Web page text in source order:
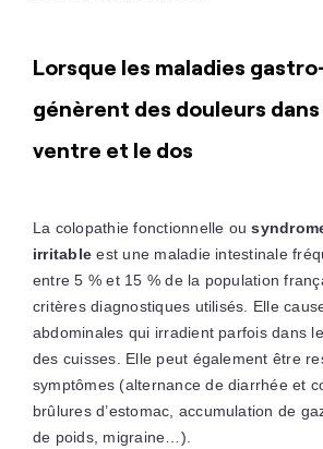
Lorsque les maladies
génèrent des douleurs dans
ventre et le dos
La colopathie fonctionnelle ous
irritable est une maladie intestinale
entre 5 % et 15 % de la population
critères diagnostiques utilisés. Elle
abdominales qui irradient parfois dans
des cuisses. Elle peut également être
symptômes (alternance de diarrhée et
brûlures d’estomac, accumulation de
de poids, migraine…).